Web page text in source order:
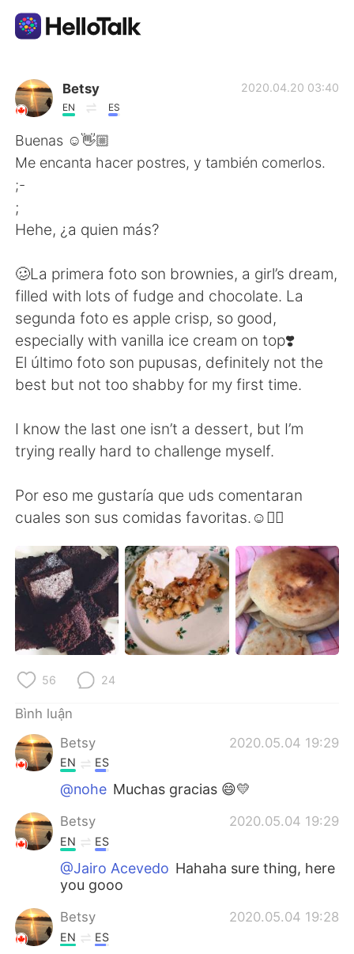
Ứng dụng trao đổi ngôn ngữ
AI Grammar Checker
Tiếng Việt
English
繁體中文 Español
العربية Français
Deutsch 日本語
ไทย Indonesia
Português
Betsy
EN ES
2020.04.20 03:40
Buenas ☺️👋🏼
Me encanta hacer postres, y también comerlos.
;-
;
Hehe, ¿a quien más?
🥴La primera foto son brownies, a girl’s dream,
filled with lots of fudge and chocolate. La
segunda foto es apple crisp, so good,
especially with vanilla ice cream on top❣️
El último foto son pupusas, definitely not the
best but not too shabby for my first time.
I know the last one isn’t a dessert, but I’m
trying really hard to challenge myself.
Por eso me gustaría que uds comentaran
cuales son sus comidas favoritas.☺️👇🏼
56 24
Bình luận
Betsy
2020.05.04 19:29
EN ES
@nohe Muchas gracias 😄💛
Betsy 2020.05.04 19:29
EN ES
@Jairo Acevedo Hahaha sure thing, here
you gooo
Betsy 2020.05.04 19:28
EN ES